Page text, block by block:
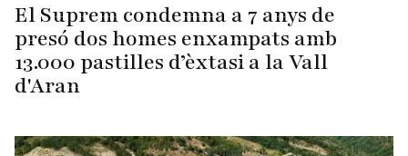
El Suprem condemna a 7 anys de
presó dos homes enxampats amb
13.000 pastilles d’èxtasi a la Vall
d'Aran